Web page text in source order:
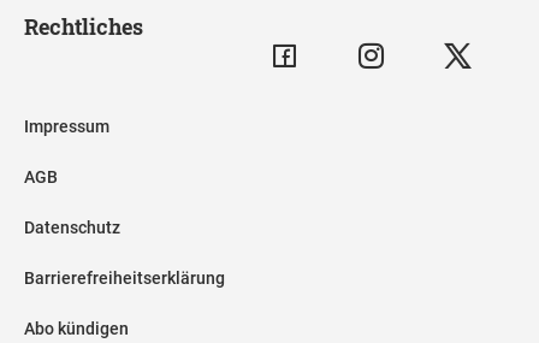
Rechtliches
Impressum
AGB
Datenschutz
Barrierefreiheitserklärung
Abo kündigen